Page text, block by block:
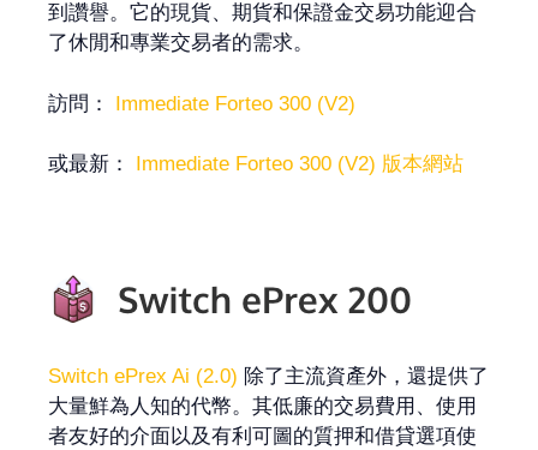
到讚譽。它的現貨、期貨和保證金交易功能迎合
了休閒和專業交易者的需求。
訪問： Immediate Forteo 300 (V2)
或最新： Immediate Forteo 300 (V2) 版本網站
Switch ePrex Ai (2.0) 除了主流資產外，還提供了
大量鮮為人知的代幣。其低廉的交易費用、使用
者友好的介面以及有利可圖的質押和借貸選項使